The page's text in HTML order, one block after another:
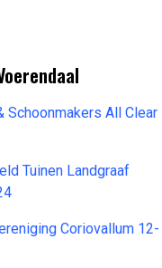
Schoonmakers All Clear
Tuinen Landgraaf
Coriovallum 12-